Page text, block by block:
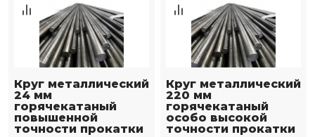
Круг металлический
24 мм
горячекатаный
повышенной
точности прокатки
Круг металлический
220 мм
горячекатаный
особо высокой
точности прокатки